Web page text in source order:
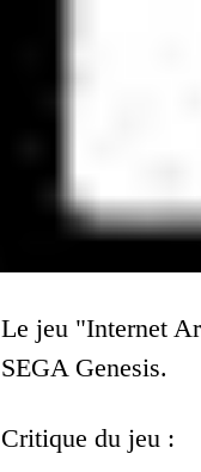
Le jeu "Internet
SEGA Genesis.
Critique du jeu :